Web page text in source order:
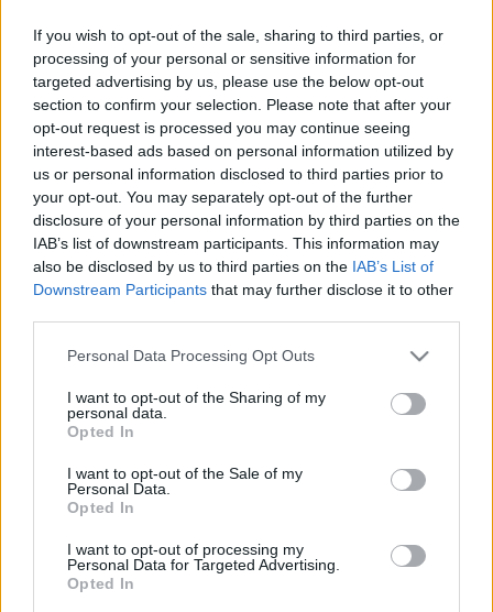
If you wish to opt-out of the sale, sharing to third parties, or
processing of your personal or sensitive information for
targeted advertising by us, please use the below opt-out
section to confirm your selection. Please note that after your
opt-out request is processed you may continue seeing
interest-based ads based on personal information utilized by
us or personal information disclosed to third parties prior to
your opt-out. You may separately opt-out of the further
disclosure of your personal information by third parties on the
IAB’s list of downstream participants. This information may
also be disclosed by us to third parties on the IAB’s List of
Downstream Participants that may further disclose it to other
Please note that this website/app uses one or more Google
not limited to your visit or usage behaviour. You may click to
grant or deny consent to Google and its third-party tags to
use your data for below specified purposes in below Google
consent section.
Personal Data Processing Opt Outs
I want to opt-out of the Sharing of my
personal data.
Opted In
I want to opt-out of the Sale of my
Personal Data.
Opted In
I want to opt-out of processing my
Personal Data for Targeted Advertising.
Opted In
Vlagyimir Malakovjelentős tapasztalatai -
táncszcénát is - idézte a berlini közlemény Takahasi
szakember évek óta szívesen látott vendég az
együttesnél.
A japánban is nagy rajongótáborral rendelkező 46
nem hosszabbítja meg a 2013-2014-es évad végén
lejáró szerződését a Staatsoper balett-társulatának
élén. Helyére